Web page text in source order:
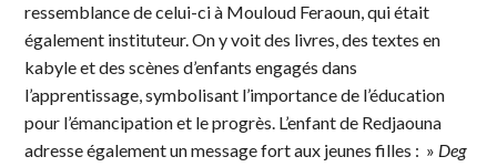
ressemblance de celui-ci à Mouloud Feraoun, qui était
également instituteur. On y voit des livres, des textes en
kabyle et des scènes d’enfants engagés dans
l’apprentissage, symbolisant l’importance de l’éducation
pour l’émancipation et le progrès. L’enfant de Redjaouna
adresse également un message fort aux jeunes filles : » Deg